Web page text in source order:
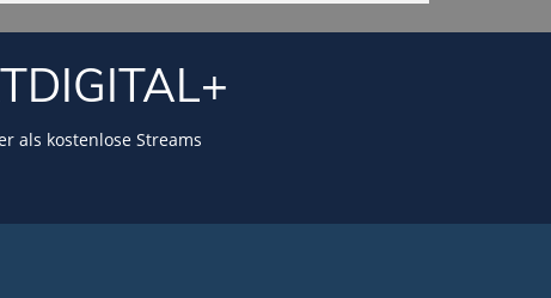
als kostenlose Streams